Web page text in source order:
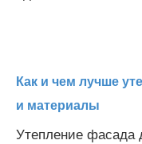
Как и чем лучше
и материалы
Утепление фасада